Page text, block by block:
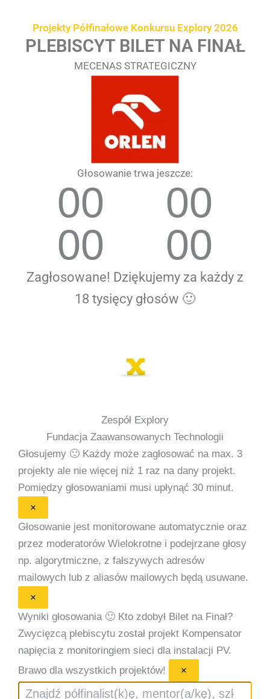
Projekty Półfinałowe Konkursu Explory 2026
PLEBISCYT BILET NA FINAŁ
MECENAS STRATEGICZNY
Głosowanie trwa jeszcze:
00
00
00
00
Zagłosowane! Dziękujemy za każdy z
18 tysięcy głosów 🙂
Zespół Explory
Fundacja Zaawansowanych Technologii
Głosujemy 🙂 Każdy może zagłosować na max. 3
projekty ale nie więcej niż 1 raz na dany projekt.
Pomiędzy głosowaniami musi upłynąć 30 minut.
×
Głosowanie jest monitorowane automatycznie oraz
przez moderatorów Wielokrotne i podejrzane głosy
np. algorytmiczne, z fałszywych adresów
mailowych lub z aliasów mailowych będą usuwane.
×
Wyniki głosowania 🙂 Kto zdobył Bilet na Finał?
Zwycięzcą plebiscytu został projekt Kompensator
napięcia z monitoringiem sieci dla instalacji PV.
Brawo dla wszystkich projektów!
×
Szukaj